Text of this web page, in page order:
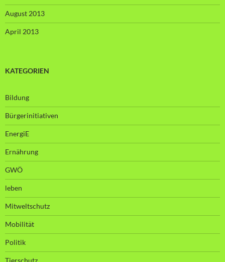
August 2013
April 2013
KATEGORIEN
Bildung
Bürgerinitiativen
EnergiE
Ernährung
GWÖ
leben
Mitweltschutz
Mobilität
Politik
Tierschutz